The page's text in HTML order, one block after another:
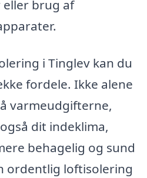
brug af
i Tinglev kan du
fordele. Ikke alene
varmeudgifterne,
dit indeklima,
behagelig og sund
ordentlig loftisolering